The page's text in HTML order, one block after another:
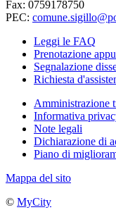
Fax: 0759178750
PEC:
Leggi le FAQ
Prenotazione
Segnalazione
Richiesta
Amministrazione
Informativa
Note legali
Dichiarazione di
Piano di
Mappa del sito
© MyCity